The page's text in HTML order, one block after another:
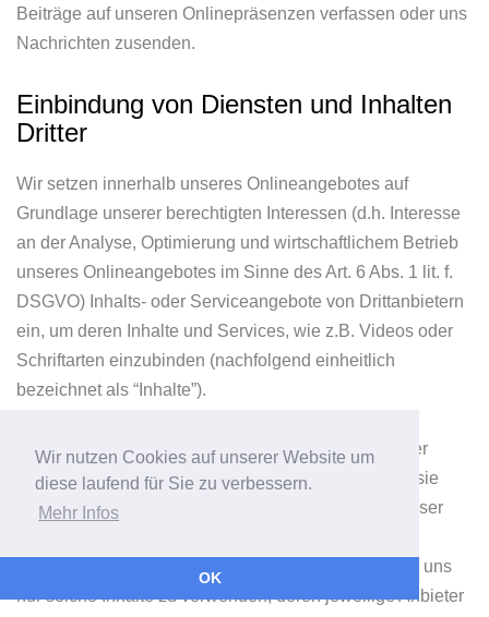
Wir nutzen Cookies auf unserer Website um
diese laufend für Sie zu verbessern.
Mehr Infos
OK
Beiträge auf unseren Onlinepräsenzen verfassen oder uns
Nachrichten zusenden.
Einbindung von Diensten und Inhalten
Dritter
Wir setzen innerhalb unseres Onlineangebotes auf
Grundlage unserer berechtigten Interessen (d.h. Interesse
an der Analyse, Optimierung und wirtschaftlichem Betrieb
unseres Onlineangebotes im Sinne des Art. 6 Abs. 1 lit. f.
DSGVO) Inhalts- oder Serviceangebote von Drittanbietern
ein, um deren Inhalte und Services, wie z.B. Videos oder
Schriftarten einzubinden (nachfolgend einheitlich
bezeichnet als “Inhalte”).
Dies setzt immer voraus, dass die Drittanbieter dieser
Inhalte, die IP-Adresse der Nutzer wahrnehmen, da sie
ohne die IP-Adresse die Inhalte nicht an deren Browser
Darstellung dieser Inhalte erforderlich. Wir bemühen uns
nur solche Inhalte zu verwenden, deren jeweilige Anbieter